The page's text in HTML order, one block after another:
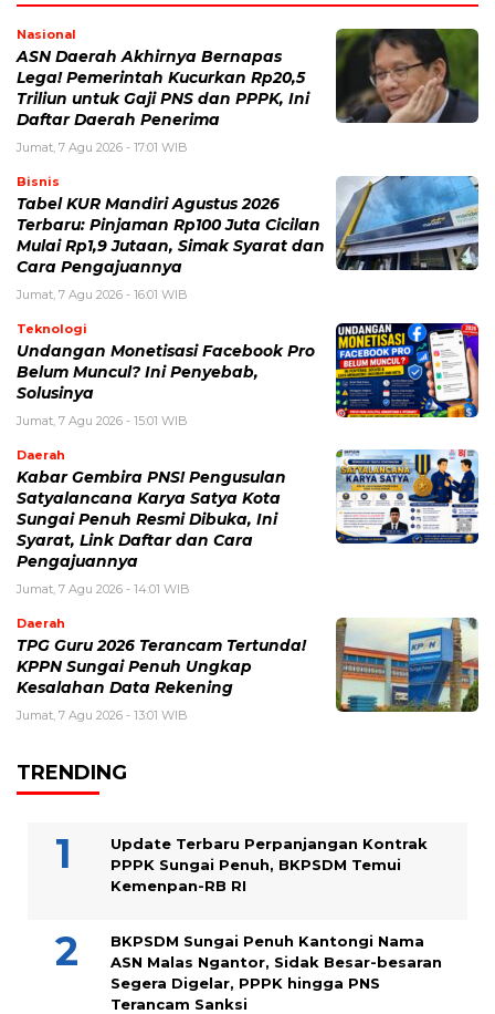
Nasional
ASN Daerah Akhirnya Bernapas
Lega! Pemerintah Kucurkan Rp20,5
Triliun untuk Gaji PNS dan PPPK, Ini
Daftar Daerah Penerima
Jumat, 7 Agu 2026 - 17:01 WIB
Bisnis
Tabel KUR Mandiri Agustus 2026
Terbaru: Pinjaman Rp100 Juta Cicilan
Mulai Rp1,9 Jutaan, Simak Syarat dan
Cara Pengajuannya
Jumat, 7 Agu 2026 - 16:01 WIB
Teknologi
Undangan Monetisasi Facebook Pro
Belum Muncul? Ini Penyebab,
Solusinya
Jumat, 7 Agu 2026 - 15:01 WIB
Daerah
Kabar Gembira PNS! Pengusulan
Satyalancana Karya Satya Kota
Sungai Penuh Resmi Dibuka, Ini
Syarat, Link Daftar dan Cara
Pengajuannya
Jumat, 7 Agu 2026 - 14:01 WIB
Daerah
TPG Guru 2026 Terancam Tertunda!
KPPN Sungai Penuh Ungkap
Kesalahan Data Rekening
Jumat, 7 Agu 2026 - 13:01 WIB
TRENDING
Update Terbaru Perpanjangan Kontrak
PPPK Sungai Penuh, BKPSDM Temui
Kemenpan-RB RI
BKPSDM Sungai Penuh Kantongi Nama
ASN Malas Ngantor, Sidak Besar-besaran
Segera Digelar, PPPK hingga PNS
Terancam Sanksi